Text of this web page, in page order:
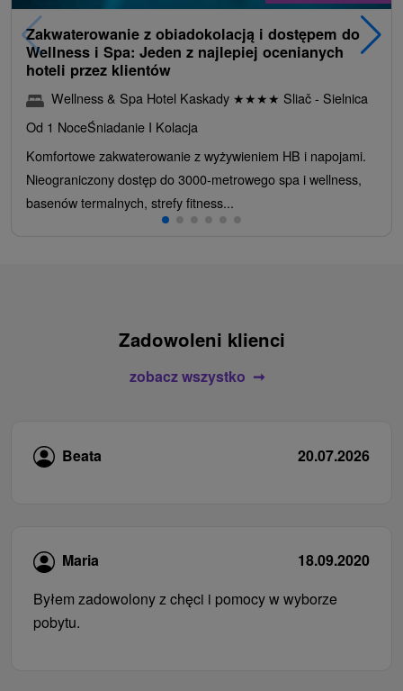
Zakwaterowanie z obiadokolacją i dostępem do
Wellness i Spa: Jeden z najlepiej ocenianych
hoteli przez klientów
Wellness & Spa Hotel Kaskady ★★★★ Sliač - Sielnica
Od 1 NoceŚniadanie I Kolacja
Komfortowe zakwaterowanie z wyżywieniem HB i napojami.
Nieograniczony dostęp do 3000-metrowego spa i wellness,
basenów termalnych, strefy fitness...
Zadowoleni klienci
zobacz wszystko
Beata 20.07.2026
Maria
18.09.2020
Byłem zadowolony z chęci i pomocy w wyborze
pobytu.